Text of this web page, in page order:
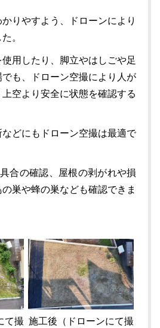
りやすよう、ドローンにより
。
用したり、脚立やはしごや足
も、ドローン空撮により人が
空より安全に状態を確認する
どにもドローン空撮は最適で
合の確認、屋根の剥がれや損
巣や蜂の巣なども確認できま
て撮 施工後（ドローンにて撮